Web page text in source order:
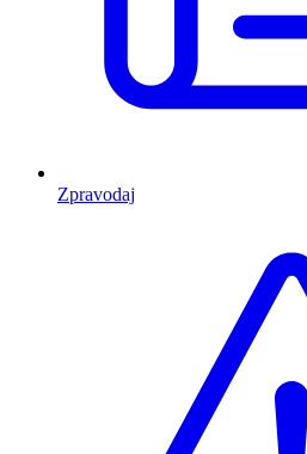
Zpravodaj